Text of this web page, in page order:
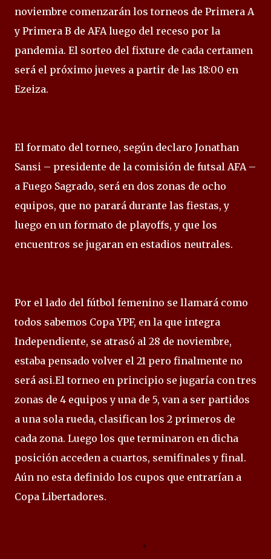
noviembre comenzarán los torneos de Primera A
y Primera B de AFA luego del receso por la
pandemia. El sorteo del fixture de cada certamen
será el próximo jueves a partir de las 18:00 en
Ezeiza.
El formato del torneo, según declaro Jonathan
Sansi – presidente de la comisión de futsal AFA –
a Fuego Sagrado, será en dos zonas de ocho
equipos, que no parará durante las fiestas, y
luego en un formato de playoffs, y que los
encuentros se jugaran en estadios neutrales.
Por el lado del fútbol femenino se llamará como
todos sabemos Copa YPF, en la que integra
Independiente, se atrasó al 28 de noviembre,
estaba pensado volver el 21 pero finalmente no
será asi.El torneo en principio se jugaría con tres
zonas de 4 equipos y una de 5, van a ser partidos
a una sola rueda, clasifican los 2 primeros de
cada zona. Luego los que terminaron en dicha
posición acceden a cuartos, semifinales y final.
Aún no esta definido los cupos que entrarían a
Copa Libertadores.